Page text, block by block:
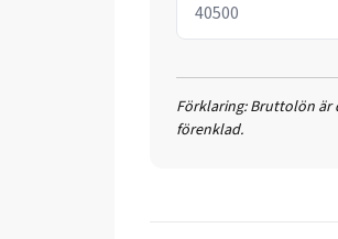
Förklaring: Bruttolön är
förenklad.